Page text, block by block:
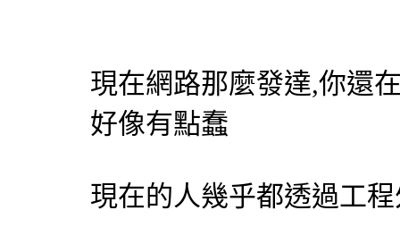
現在網路那麼發達,你還
好像有點蠢
現在的人幾乎都透過工程